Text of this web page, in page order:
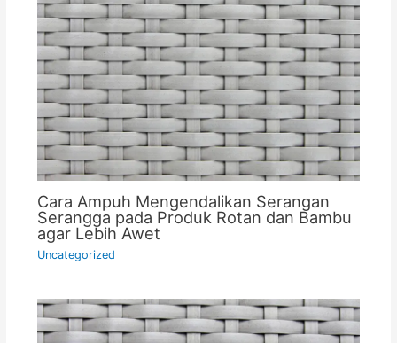
Cara Ampuh Mengendalikan Serangan
Serangga pada Produk Rotan dan Bambu
agar Lebih Awet
Uncategorized